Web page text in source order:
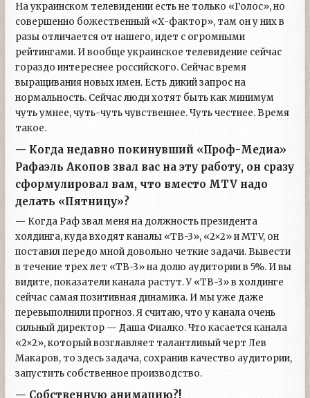
На украинском телевидении есть не только «Голос», но
совершенно божественный «Х-фактор», там он у них в
разы отличается от нашего, идет с огромными
рейтингами. И вообще украинское телевидение сейчас
гораздо интереснее российского. Сейчас время
выращивания новых имен. Есть дикий запрос на
нормальность. Сейчас люди хотят быть как минимум
чуть умнее, чуть-чуть чувственнее. Чуть честнее. Время
такое.
— Когда недавно покинувший «Проф-Медиа»
Рафаэль Акопов звал вас на эту работу, он сразу
сформулировал вам, что вместо MTV надо
делать «Пятницу»?
— Когда Раф звал меня на должность президента
холдинга, куда входят каналы «ТВ-3», «2×2» и MTV, он
поставил передо мной довольно четкие задачи. Вывести
в течение трех лет «ТВ-3» на долю аудитории в 5%. И вы
видите, показатели канала растут. У «ТВ-3» в холдинге
сейчас самая позитивная динамика. И мы уже даже
перевыполнили прогноз. Я считаю, что у канала очень
сильный директор — Даша Фиалко. Что касается канала
«2×2», который возглавляет талантливый черт Лев
Макаров, то здесь задача, сохранив качество аудитории,
запустить собственное производство.
— Собственную анимацию?!